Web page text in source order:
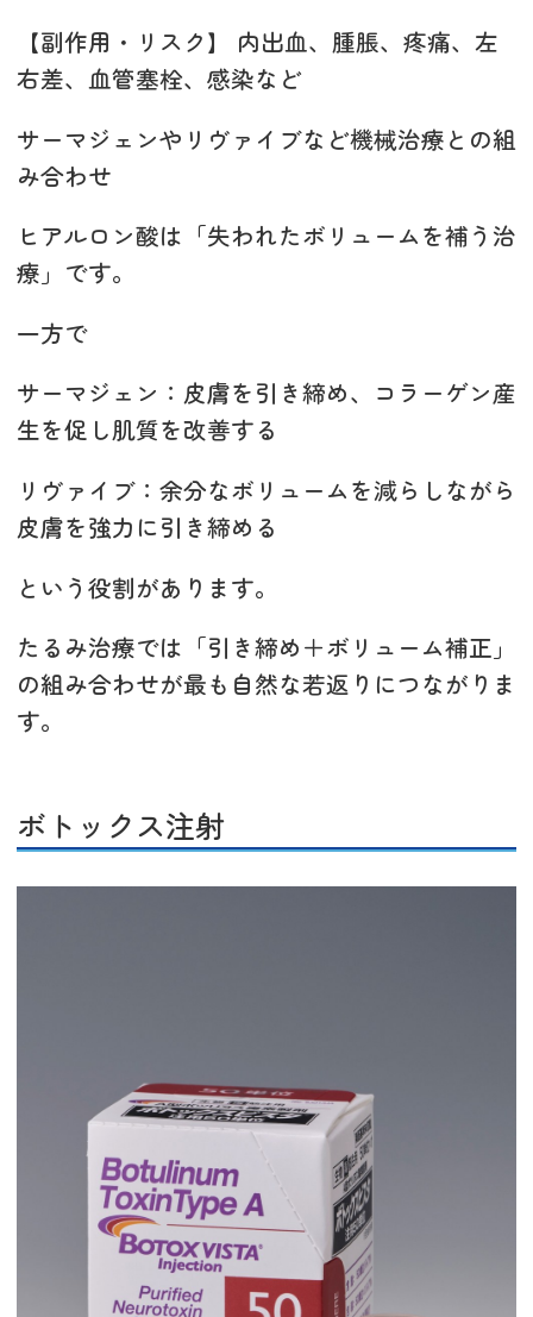
【副作用・リスク】 内出血、腫脹、疼痛、左
右差、血管塞栓、感染など
サーマジェンやリヴァイブなど機械治療との組
み合わせ
ヒアルロン酸は「失われたボリュームを補う治
療」です。
一方で
サーマジェン：皮膚を引き締め、コラーゲン産
生を促し肌質を改善する
リヴァイブ：余分なボリュームを減らしながら
皮膚を強力に引き締める
という役割があります。
たるみ治療では「引き締め＋ボリューム補正」
の組み合わせが最も自然な若返りにつながりま
す。
ボトックス注射